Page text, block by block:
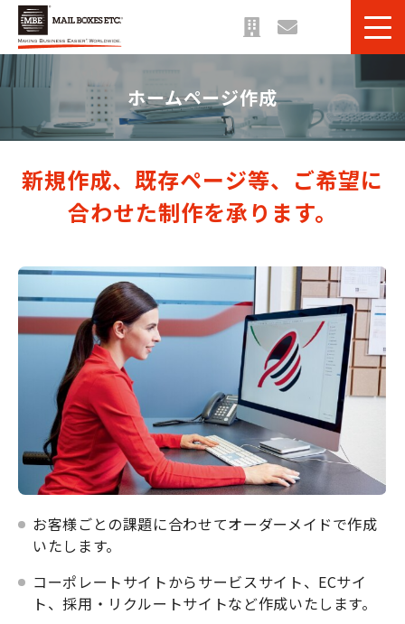
課題・目的別 一覧
法人のお客様へ
ご利用事例
お役立ち情報＆ブログ
ホームページ作成
新規作成、既存ページ等、ご希望に
合わせた制作を承ります。
お客様ごとの課題に合わせてオーダーメイドで作成
いたします。
コーポレートサイトからサービスサイト、ECサイ
ト、採用・リクルートサイトなど作成いたします。